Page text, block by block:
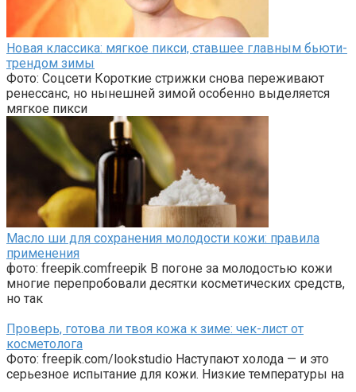
Новая классика: мягкое пикси, ставшее главным бьюти-
трендом зимы
Фото: Соцсети Короткие стрижки снова переживают
ренессанс, но нынешней зимой особенно выделяется
мягкое пикси
Масло ши для сохранения молодости кожи: правила
применения
фото: freepik.comfreepik В погоне за молодостью кожи
многие перепробовали десятки косметических средств,
но так
Проверь, готова ли твоя кожа к зиме: чек-лист от
косметолога
Фото: freepik.com/lookstudio Наступают холода — и это
серьезное испытание для кожи. Низкие температуры на